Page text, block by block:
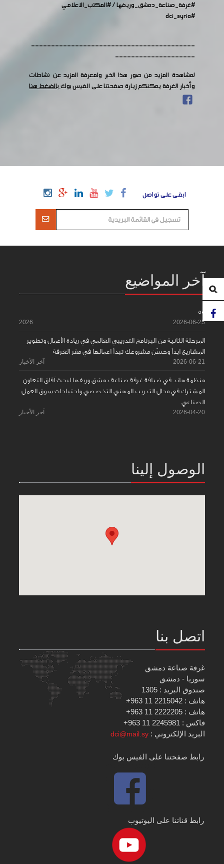
#غرفة_صناعة_دمشق_وريفها/#المكتب_الاعلامي
#dci_syria
-----------------------------------------
--------------------
لمشاهدة المزيد من صور هذا الخبر ولمعرفة المزيد عن نشاطات
وأخبار الغرفة يمكنكم زيارة صفحتنا على الفيس بوكبالضغط هنا
ابقى على تواصل
آخر المواضيع
55
2026-06-25
2026
المرحلة الثانية من البرنامج التدريبي العالمي في ريادة الأعمال وتطوير
المشاريع ابدأ وحسّن مشروعك تبدأ اعمالها في مقر الغرفة
2026-06-21 آخر الأخبار
منظمة هاند في ضيافة غرفة صناعة دمشق وريفها لبحث آفاق التعاون
المشترك في مجال التدريب المهني التخصصي واحتياجات سوق العمل
الصناعي
2026-04-20 آخر الأخبار
الوصول إلينا
اتصل بنا
غرفة صناعة دمشق
سوريا - دمشق
صندوق البريد : 1305
هاتف : 2215042 11 963+
هاتف : 2222205 11 963+
فاكس : 2245981 11 963+
البريد الإلكتروني :dci@mail.sy
رابط صفحتنا على الفيس بوك
رابط قناتنا على اليوتيوب